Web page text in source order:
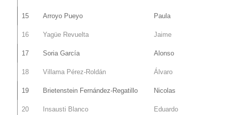
15 Arroyo Pueyo Paula
16 Yagüe Revuelta Jaime
17 Soria García Alonso
18 Villama Pérez-Roldán Álvaro
19 Brietenstein Fernández-Regatillo Nicolas
20 Insausti Blanco Eduardo